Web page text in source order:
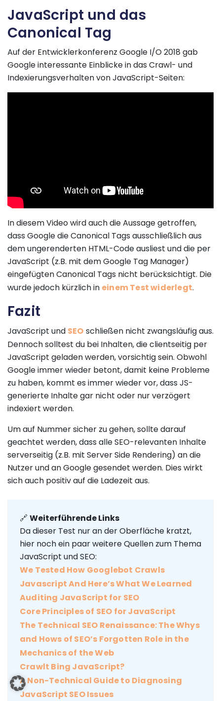
JavaScript und das
Canonical Tag
Auf der Entwicklerkonferenz Google I/O 2018 gab
Google interessante Einblicke in das Crawl- und
Indexierungsverhalten von JavaScript-Seiten:
In diesem Video wird auch die Aussage getroffen,
dass Google die Canonical Tags ausschließlich aus
dem ungerenderten HTML-Code ausliest und die per
JavaScript (z.B. mit dem Google Tag Manager)
eingefügten Canonical Tags nicht berücksichtigt. Die
wurde jedoch kürzlich in einem Test widerlegt.
Fazit
JavaScript und SEO schließen nicht zwangsläufig aus.
Dennoch solltest du bei Inhalten, die clientseitig per
JavaScript geladen werden, vorsichtig sein. Obwohl
Google immer wieder betont, damit keine Probleme
zu haben, kommt es immer wieder vor, dass JS-
generierte Inhalte gar nicht oder nur verzögert
indexiert werden.
Um auf Nummer sicher zu gehen, sollte darauf
geachtet werden, dass alle SEO-relevanten Inhalte
serverseitig (z.B. mit Server Side Rendering) an die
Nutzer und an Google gesendet werden. Dies wirkt
sich auch positiv auf die Ladezeit aus.
🔗 Weiterführende Links
Da dieser Test nur an der Oberfläche kratzt,
hier noch ein paar weitere Quellen zum Thema
JavaScript und SEO:
We Tested How Googlebot Crawls
Javascript And Here’s What We Learned
Auditing JavaScript for SEO
Core Principles of SEO for JavaScript
The Technical SEO Renaissance: The Whys
and Hows of SEO’s Forgotten Role in the
Mechanics of the Web
Crawlt Bing JavaScript?
A Non-Technical Guide to Diagnosing
JavaScript SEO Issues